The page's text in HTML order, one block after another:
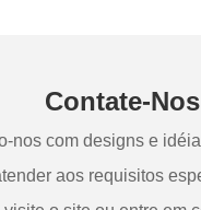
Contate-Nos
nos com designs e
aos requisitos